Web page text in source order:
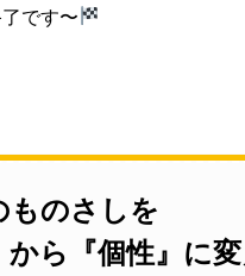
です〜
ものさしを
から『個性』に